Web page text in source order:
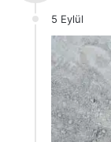
5 Eylül